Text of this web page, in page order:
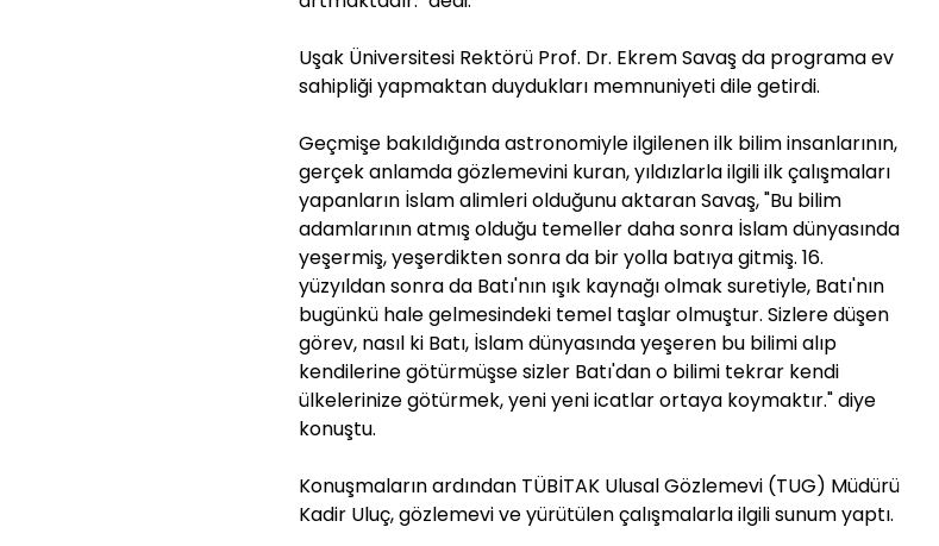
Uşak Üniversitesi Rektörü Prof. Dr. Ekrem Savaş da programa ev
sahipliği yapmaktan duydukları memnuniyeti dile getirdi.
Geçmişe bakıldığında astronomiyle ilgilenen ilk bilim insanlarının,
gerçek anlamda gözlemevini kuran, yıldızlarla ilgili ilk çalışmaları
yapanların İslam alimleri olduğunu aktaran Savaş, "Bu bilim
adamlarının atmış olduğu temeller daha sonra İslam dünyasında
yeşermiş, yeşerdikten sonra da bir yolla batıya gitmiş. 16.
yüzyıldan sonra da Batı'nın ışık kaynağı olmak suretiyle, Batı'nın
bugünkü hale gelmesindeki temel taşlar olmuştur. Sizlere düşen
görev, nasıl ki Batı, İslam dünyasında yeşeren bu bilimi alıp
kendilerine götürmüşse sizler Batı'dan o bilimi tekrar kendi
ülkelerinize götürmek, yeni yeni icatlar ortaya koymaktır." diye
konuştu.
Konuşmaların ardından TÜBİTAK Ulusal Gözlemevi (TUG) Müdürü
Kadir Uluç, gözlemevi ve yürütülen çalışmalarla ilgili sunum yaptı.